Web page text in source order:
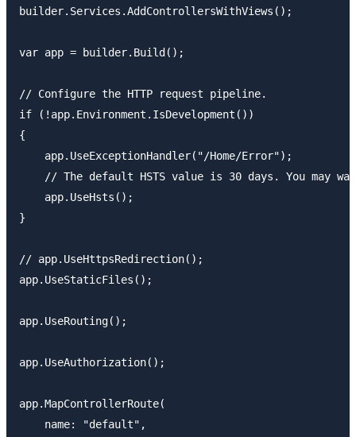
builder.Services.AddControllersWithViews();
var app = builder.Build();
// Configure the HTTP request pipeline.
if (!app.Environment.IsDevelopment())
{
    app.UseExceptionHandler("/Home/Error");
// The default HSTS value is 30 days. You may
    app.UseHsts();
}
// app.UseHttpsRedirection();
app.UseStaticFiles();
app.UseRouting();
app.UseAuthorization();
app.MapControllerRoute(
    name: "default",